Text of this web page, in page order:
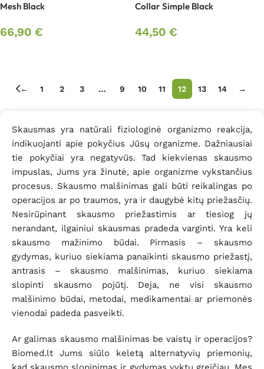
Mesh Black
66,90 €
Collar Simple Black
44,50 €
← 1 2 3 … 9 10 11 12 13 14 →
Skausmas yra natūrali fiziologinė organizmo reakcija,
indikuojanti apie pokyčius Jūsų organizme. Dažniausiai
tie pokyčiai yra negatyvūs. Tad kiekvienas skausmo
impuslas, Jums yra žinutė, apie organizme vykstančius
procesus. Skausmo malšinimas gali būti reikalingas po
operacijos ar po traumos, yra ir daugybė kitų priežasčių.
Nesirūpinant skausmo priežastimis ar tiesiog jų
nerandant, ilgainiui skausmas pradeda varginti. Yra keli
skausmo mažinimo būdai. Pirmasis – skausmo
gydymas, kuriuo siekiama panaikinti skausmo priežastį,
antrasis – skausmo malšinimas, kuriuo siekiama
slopinti skausmo pojūtį. Deja, ne visi skausmo
malšinimo būdai, metodai, medikamentai ar priemonės
vienodai padeda pasveikti.
Ar galimas skausmo malšinimas be vaistų ir operacijos?
Biomed.lt Jums siūlo keletą alternatyvių priemonių,